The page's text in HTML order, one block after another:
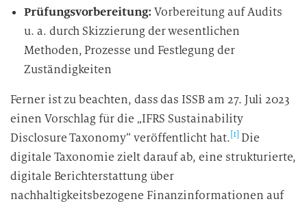
Prüfungsvorbereitung: Vorbereitung auf Audits
u. a. durch Skizzierung der wesentlichen
Methoden, Prozesse und Festlegung der
Zuständigkeiten
Ferner ist zu beachten, dass das ISSB am 27. Juli 2023
einen Vorschlag für die „IFRS Sustainability
Disclosure Taxonomy“ veröffentlicht hat. [1] Die
digitale Taxonomie zielt darauf ab, eine strukturierte,
digitale Berichterstattung über
nachhaltigkeitsbezogene Finanzinformationen auf